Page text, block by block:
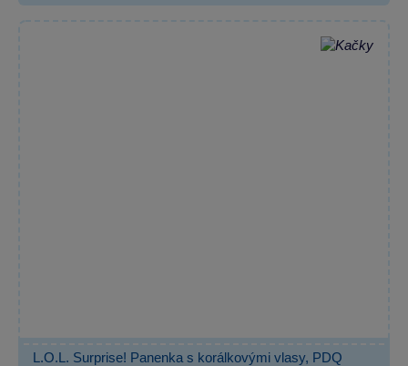
L.O.L. Surprise! Panenka s korálkovými vlasy, PDQ